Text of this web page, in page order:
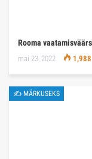
Rooma
mai 23, 2022 1,988
✍ MÄRKUSEKS